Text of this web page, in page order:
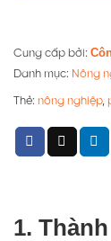
Cung cấp bởi:
Danh mục: Nông
Thẻ: nông nghiệp,
1.